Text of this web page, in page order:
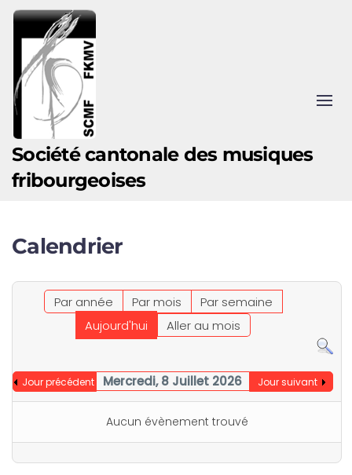
Accéder au contenu principal
Société cantonale des musiques
fribourgeoises
Calendrier
Par année Par mois
Par semaine
Aujourd'hui
Aller au mois
Jour précédent Mercredi, 8 Juillet 2026 Jour suivant
Aucun évènement trouvé